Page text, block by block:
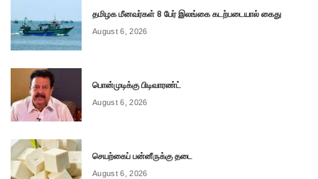
தமிழக மீனவர்கள் 8 பேர் இலங்கை கடற்படையால் கைது
August 6, 2026
பொன்முடிக்கு பிடிவாரண்ட்
August 6, 2026
செயற்கைப் பன்னீருக்கு தடை
August 6, 2026